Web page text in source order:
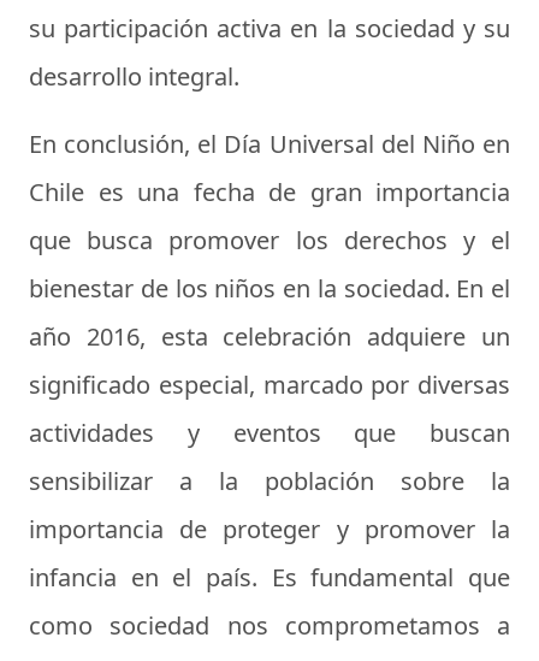
su participación activa en la sociedad y su
desarrollo integral.
En conclusión, el Día Universal del Niño en
Chile es una fecha de gran importancia
que busca promover los derechos y el
bienestar de los niños en la sociedad. En el
año 2016, esta celebración adquiere un
significado especial, marcado por diversas
actividades y eventos que buscan
sensibilizar a la población sobre la
importancia de proteger y promover la
infancia en el país. Es fundamental que
como sociedad nos comprometamos a